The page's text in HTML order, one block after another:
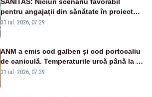
pentru angajații din sănătate în proiectul
Legii salarizării
31 iul. 2026, 07:29
ANM a emis cod galben și cod portocaliu
de caniculă. Temperaturile urcă până la 38
de grade, iar nopțile devin tropicale
31 iul. 2026, 07:39